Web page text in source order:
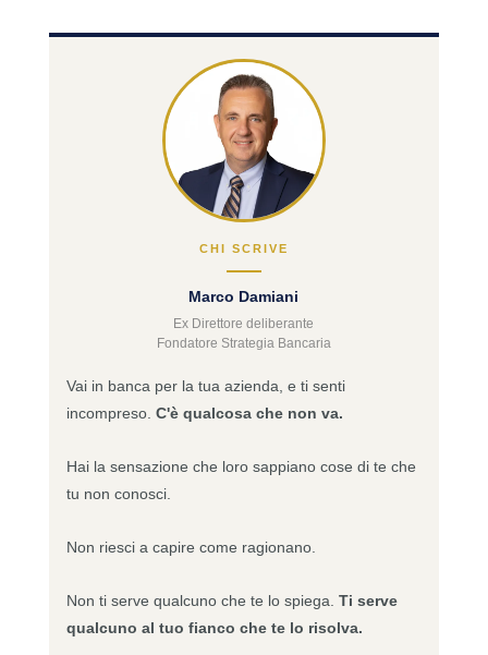
CHI SCRIVE
Marco Damiani
Ex Direttore deliberante
Fondatore Strategia Bancaria
Vai in banca per la tua azienda, e ti senti
incompreso. C'è qualcosa che non va.
Hai la sensazione che loro sappiano cose di te che
tu non conosci.
Non riesci a capire come ragionano.
Non ti serve qualcuno che te lo spiega. Ti serve
qualcuno al tuo fianco che te lo risolva.